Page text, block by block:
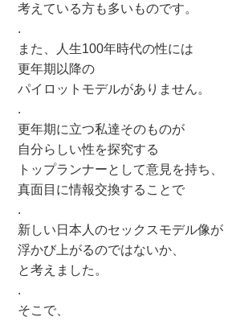
考えている方も多いものです。
.
また、人生100年時代の性には
更年期以降の
パイロットモデルがありません。
.
更年期に立つ私達そのものが
自分らしい性を探究する
トップランナーとして意見を持ち、
真面目に情報交換することで
.
新しい日本人のセックスモデル像が
浮かび上がるのではないか、
と考えました。
.
そこで、